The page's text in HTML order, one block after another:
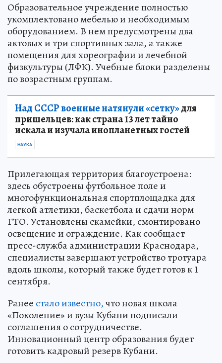
Образовательное учреждение полностью
укомплектовано мебелью и необходимым
оборудованием. В нем предусмотрены два
актовых и три спортивных зала, а также
помещения для хореографии и лечебной
физкультуры (ЛФК). Учебные блоки разделены
по возрастным группам.
Над СССР военные натянули «сетку»для
пришельцев: как страна 13 лет тайно
искала и изучала инопланетных гостей
НАУКА
Прилегающая территория благоустроена:
здесь обустроены футбольное поле и
многофункциональная спортплощадка для
легкой атлетики, баскетбола и сдачи норм
ГТО. Установлены скамейки, смонтировано
освещение и ограждение. Как сообщает
пресс-служба администрации Краснодара,
специалисты завершают устройство тротуара
вдоль школы, который также будет готов к 1
сентября.
Ранее стало известно,что новая школа
«Поколение» и вузы Кубани подписали
соглашения о сотрудничестве.
Инновационный центр образования будет
готовить кадровый резерв Кубани.